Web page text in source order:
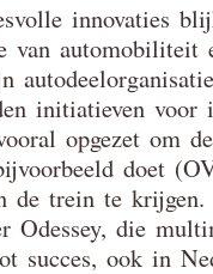
innovaties
van automobiliteit
initiatieven voor
opgezet om
doet
de trein te
Odessey, die
succes, ook in